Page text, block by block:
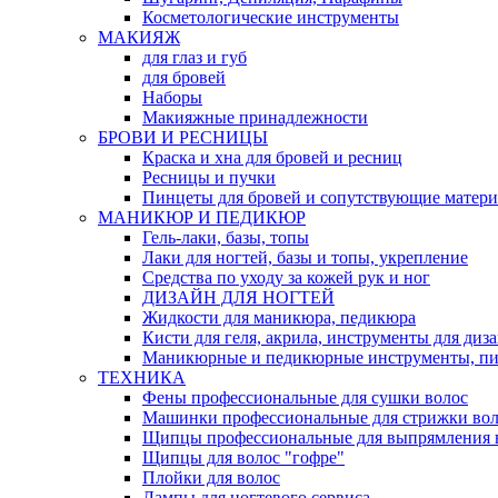
Косметологические инструменты
МАКИЯЖ
для глаз и губ
для бровей
Наборы
Макияжные принадлежности
БРОВИ И РЕСНИЦЫ
Краска и хна для бровей и ресниц
Ресницы и пучки
Пинцеты для бровей и сопутствующие
МАНИКЮР И ПЕДИКЮР
Гель-лаки, базы, топы
Лаки для ногтей, базы и топы, укрепление
Средства по уходу за кожей рук и ног
ДИЗАЙН ДЛЯ НОГТЕЙ
Жидкости для маникюра, педикюра
Кисти для геля, акрила, инструменты для
Маникюрные и педикюрные инструменты,
ТЕХНИКА
Фены профессиональные для сушки волос
Машинки профессиональные для стрижки
Щипцы профессиональные для выпрямления
Щипцы для волос "гофре"
Плойки для волос